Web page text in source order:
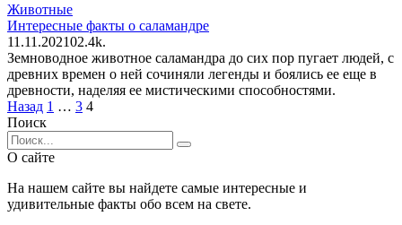
Животные
Интересные факты о саламандре
11.11.202102.4k.
Земноводное животное саламандра до сих пор пугает людей, с
древних времен о ней сочиняли легенды и боялись ее еще в
древности, наделяя ее мистическими способностями.
Пагинация
записей
Назад 1 … 3 4
Поиск
Search
for:
О сайте
На нашем сайте вы найдете самые интересные и
удивительные факты обо всем на свете.